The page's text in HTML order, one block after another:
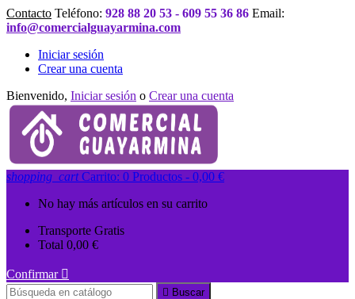
Contacto Teléfono: 928 88 20 53 - 609 55 36 86 Email:
info@comercialguayarmina.com
Iniciar sesión
Crear una cuenta
Bienvenido, Iniciar sesión o Crear una cuenta
shopping_cart Carrito: 0 Productos - 0,00 €
No hay más artículos en su carrito
Transporte Gratis
Total 0,00 €
Confirmar 
 Buscar